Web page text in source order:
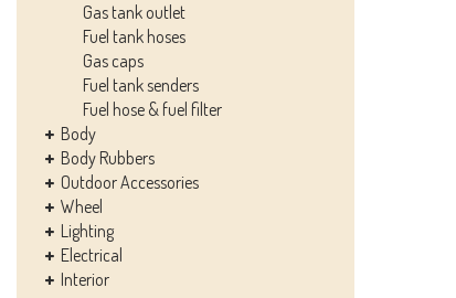
Gas tank outlet
Fuel tank hoses
Gas caps
Fuel tank senders
Fuel hose & fuel filter
Body
Body Rubbers
Outdoor Accessories
Wheel
Lighting
Electrical
Interior